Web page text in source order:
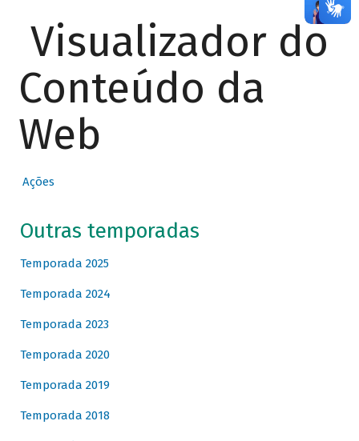
Visualizador do
Conteúdo da
Web
Ações
Outras temporadas
Temporada 2025
Temporada 2024
Temporada 2023
Temporada 2020
Temporada 2019
Temporada 2018